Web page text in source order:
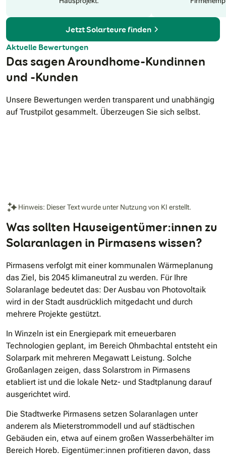
Ertragsausfällen, technischen Defekten, zusätzlichen
Montagekosten und weiteren Risiken schützen – bis zu 20
Jahre, auch im Zusammenspiel mit Speicher und
Wärmepumpe.𝗞𝗼𝘀𝘁𝗲𝗻𝗳𝗿𝗲𝗶𝗲 𝘂𝗻𝗱 𝘂𝗻𝘃𝗲𝗿𝗯𝗶𝗻𝗱𝗹𝗶𝗰𝗵𝗲
einer intelligent kombinierten Lösung aus Photovoltaik und
Wärmepumpe sichern Sie sich gegen schwankende
Energiepreise ab, senken langfristig Ihre Betriebskosten und
steigern den Wert Ihrer Immobilie.
Jetzt Solarteure finden
Aktuelle Bewertungen
Das sagen Aroundhome-Kundinnen
und -Kunden
Unsere Bewertungen werden transparent und unabhängig
auf Trustpilot gesammelt. Überzeugen Sie sich selbst.
Hinweis: Dieser Text wurde unter Nutzung von KI erstellt.
Was sollten Hauseigentümer:innen zu
Solaranlagen in Pirmasens wissen?
Pirmasens verfolgt mit einer kommunalen Wärmeplanung
das Ziel, bis 2045 klimaneutral zu werden. Für Ihre
Solaranlage bedeutet das: Der Ausbau von Photovoltaik
wird in der Stadt ausdrücklich mitgedacht und durch
mehrere Projekte gestützt.
In Winzeln ist ein Energiepark mit erneuerbaren
Technologien geplant, im Bereich Ohmbachtal entsteht ein
Solarpark mit mehreren Megawatt Leistung. Solche
Großanlagen zeigen, dass Solarstrom in Pirmasens
etabliert ist und die lokale Netz- und Stadtplanung darauf
ausgerichtet wird.
Die Stadtwerke Pirmasens setzen Solaranlagen unter
anderem als Mieterstrommodell und auf städtischen
Gebäuden ein, etwa auf einem großen Wasserbehälter im
Bereich Horeb. Eigentümer:innen profitieren davon, dass